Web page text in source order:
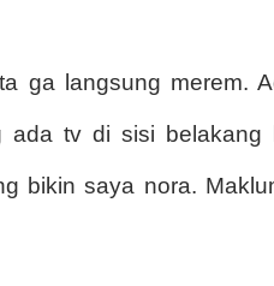
ga langsung merem.
ada tv di sisi belakang
bikin saya nora.